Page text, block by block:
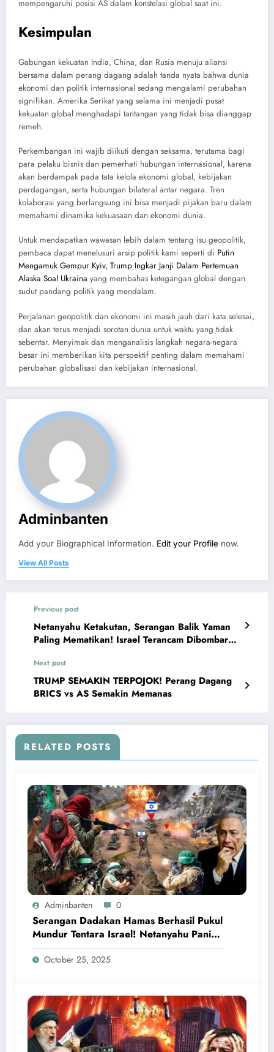
mempengaruhi posisi AS dalam konstelasi global saat ini.
Kesimpulan
Gabungan kekuatan India, China, dan Rusia menuju aliansi
bersama dalam perang dagang adalah tanda nyata bahwa dunia
ekonomi dan politik internasional sedang mengalami perubahan
signifikan. Amerika Serikat yang selama ini menjadi pusat
kekuatan global menghadapi tantangan yang tidak bisa dianggap
remeh.
Perkembangan ini wajib diikuti dengan seksama, terutama bagi
para pelaku bisnis dan pemerhati hubungan internasional, karena
akan berdampak pada tata kelola ekonomi global, kebijakan
perdagangan, serta hubungan bilateral antar negara. Tren
kolaborasi yang berlangsung ini bisa menjadi pijakan baru dalam
memahami dinamika kekuasaan dan ekonomi dunia.
Untuk mendapatkan wawasan lebih dalam tentang isu geopolitik,
pembaca dapat menelusuri arsip politik kami seperti di Putin
Mengamuk Gempur Kyiv, Trump Ingkar Janji Dalam Pertemuan
Alaska Soal Ukraina yang membahas ketegangan global dengan
sudut pandang politik yang mendalam.
Perjalanan geopolitik dan ekonomi ini masih jauh dari kata selesai,
dan akan terus menjadi sorotan dunia untuk waktu yang tidak
sebentar. Menyimak dan menganalisis langkah negara-negara
besar ini memberikan kita perspektif penting dalam memahami
perubahan globalisasi dan kebijakan internasional.
Adminbanten
Add your Biographical Information. Edit your Profile now.
View All Posts
Previous post
Netanyahu Ketakutan, Serangan Balik Yaman
Paling Mematikan! Israel Terancam Dibombardir
Next post
TRUMP SEMAKIN TERPOJOK! Perang Dagang
BRICS vs AS Semakin Memanas
RELATED POSTS
Adminbanten 0
Serangan Dadakan Hamas Berhasil Pukul
Mundur Tentara Israel! Netanyahu Panik
Ketakutan
October 25, 2025